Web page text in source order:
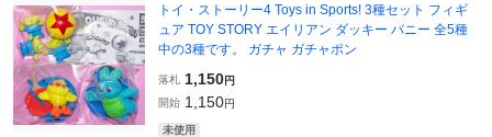
トイ・ストーリー4 Toys in Sports! 3種セット フィギ
ュア TOY STORY エイリアン ダッキー バニー 全5種
中の3種です。 ガチャ ガチャポン
落札 1,150円
開始 1,150円
未使用